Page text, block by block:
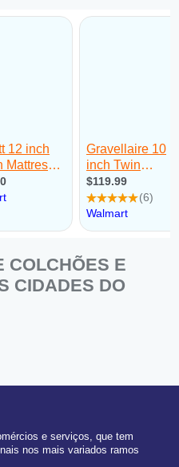
COLCHÕES E
CIDADES DO
e serviços, que tem
nos mais variados ramos